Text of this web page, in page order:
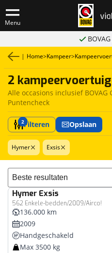
Menu
| Home>Kampeer>
2
Alle occasions inclusief
Puntencheck
2Filteren Opslaan
Hymer Exsis
Sorteer resultaten
Hymer Exsis
562 Enkele-bedden/2009/Airco!
136.000 km
2009
Handgeschakeld
Max 3500 kg